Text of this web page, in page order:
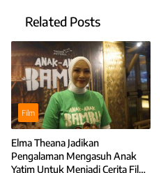
Related Posts
Film
Elma Theana Jadikan
Pengalaman Mengasuh Anak
Yatim Untuk Menjadi Cerita Film